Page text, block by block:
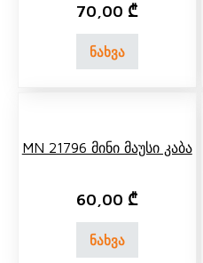
70,00 ₾
ნახვა
MN 21796 Მინი Მაუსი Კაბა
60,00 ₾
ნახვა